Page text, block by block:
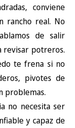
conviene
rancho real. No
de salir
revisar potreros.
te frena si no
pivotes de
problemas.
no necesita ser
y capaz de